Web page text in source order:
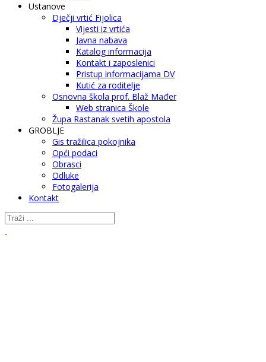
Ustanove
Dječji vrtić Fijolica
Vijesti iz vrtića
Javna nabava
Katalog informacija
Kontakt i zaposlenici
Pristup informacijama DV
Kutić za roditelje
Osnovna škola prof. Blaž Mađer
Web stranica Škole
Župa Rastanak svetih apostola
GROBLJE
Gis tražilica pokojnika
Opći podaci
Obrasci
Odluke
Fotogalerija
Kontakt